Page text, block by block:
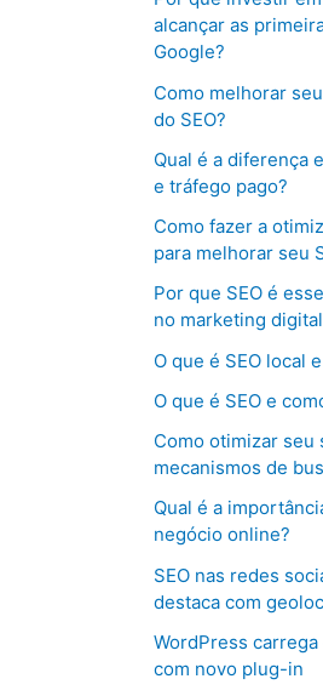
alcançar as
Google?
Como melhorar
do SEO?
Qual é a diferença
e tráfego pago?
Como fazer a
para melhorar seu
Por que SEO é
no marketing
O que é SEO local
O que é SEO e
Como otimizar seu
mecanismos de
Qual é a
negócio online?
SEO nas redes
destaca com
WordPress
com novo plug-in